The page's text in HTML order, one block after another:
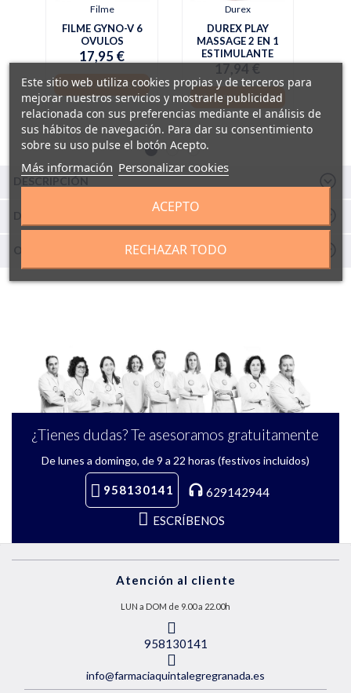
Filme
FILME GYNO-V 6
OVULOS
17,95 €
AÑADIR A LA CESTA
Durex
DUREX PLAY
MASSAGE 2 EN 1
ESTIMULANTE
17,94 €
AÑADIR A LA CESTA
DESCRIPCIÓN
DETALLES Y COMPOSICIÓN
OPINIONES
¿Tienes dudas? Te asesoramos gratuitamente
De lunes a domingo, de 9 a 22 horas (festivos incluidos)
958130141
629142944
ESCRÍBENOS
Atención al cliente
LUN a DOM de 9.00 a 22.00h
958130141
info@farmaciaquintalegregranada.es
Este sitio web utiliza cookies propias y de terceros para
mejorar nuestros servicios y mostrarle publicidad
relacionada con sus preferencias mediante el análisis de
sus hábitos de navegación. Para dar su consentimiento
sobre su uso pulse el botón Acepto.
Más información Personalizar cookies
RECHAZAR TODO
ACEPTO